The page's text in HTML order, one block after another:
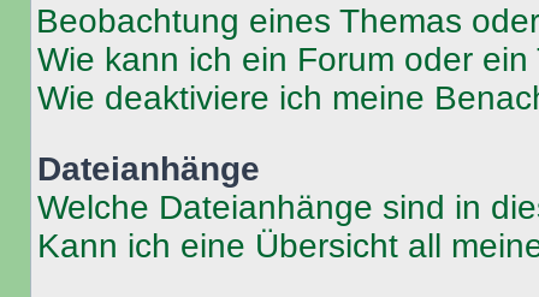
Beobachtung eines Themas
Wie kann ich ein Forum oder
Wie deaktiviere ich meine
Dateianhänge
Welche Dateianhänge sind in
Kann ich eine Übersicht all